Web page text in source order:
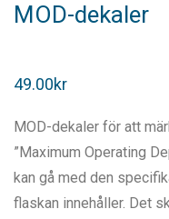
MOD-dekaler
49.00kr
MOD-dekaler för att
”Maximum Operating
kan gå med den
flaskan innehåller. Det